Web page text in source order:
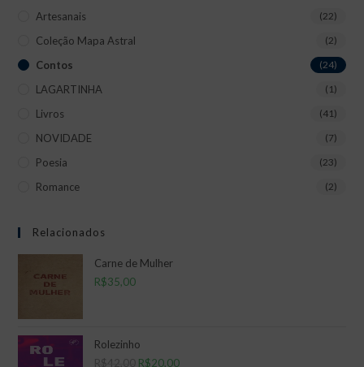
Artesanais (22)
Coleção Mapa Astral (2)
Contos (24)
LAGARTINHA (1)
Livros (41)
NOVIDADE (7)
Poesia (23)
Romance (2)
Relacionados
Carne de Mulher
R$35,00
Rolezinho
R$ 42,00 O
R$20,00O